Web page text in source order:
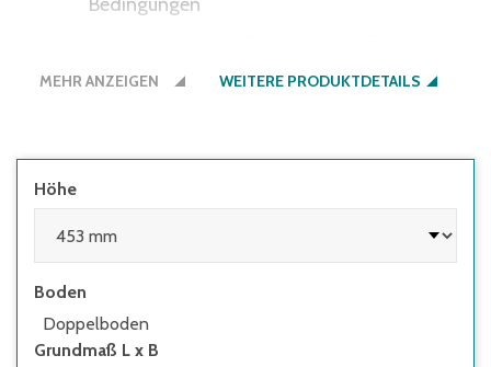
Bitte beachten Sie: Einige
wir Ihnen den Boden auch in der
MEHR ANZEIGEN WEITERE PRODUKTDETAILS
Höhe
Boden
Doppelboden
Grundmaß L x B